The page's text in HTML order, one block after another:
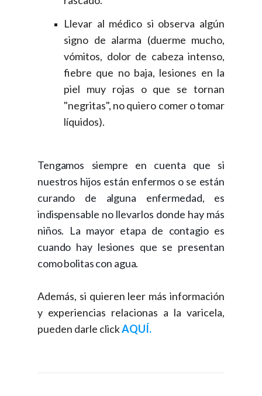
Llevar al médico si observa algún
signo de alarma (duerme mucho,
vómitos, dolor de cabeza intenso,
fiebre que no baja, lesiones en la
piel muy rojas o que se tornan
"negritas", no quiero comer o tomar
líquidos).
Tengamos siempre en cuenta que si
nuestros hijos están enfermos o se están
curando de alguna enfermedad, es
indispensable no llevarlos donde hay más
niños. La mayor etapa de contagio es
cuando hay lesiones que se presentan
como bolitas con agua.
Además, si quieren leer más información
y experiencias relacionas a la varicela,
pueden darle clickAQUÍ.